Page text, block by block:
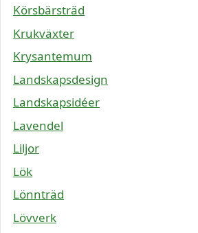
Körsbärsträd
Krukväxter
Krysantemum
Landskapsdesign
Landskapsidéer
Lavendel
Liljor
Lök
Lönnträd
Lövverk